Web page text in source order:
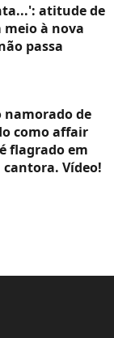
atitude de
meio à nova
passa
namorado de
como affair
flagrado em
Vídeo!